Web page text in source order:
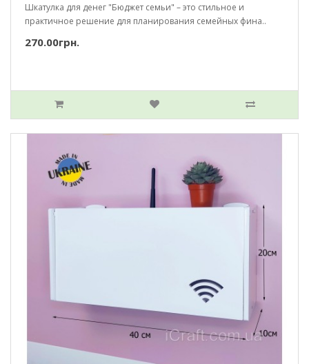
Шкатулка для денег "Бюджет семьи" – это стильное и
практичное решение для планирования семейных фина..
270.00грн.